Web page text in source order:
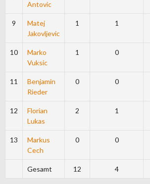
Antovic
9
Matej
Jakovljevic
1 1
10
Marko
Vuksic
1 0
11
Benjamin
Rieder
0 0
12
Florian
Lukas
2 1
13
Markus
Cech
0 0
Gesamt 12 4